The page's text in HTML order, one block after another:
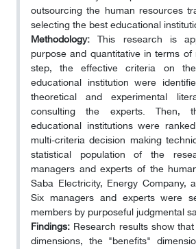
outsourcing the human resources
selecting the best educational
Methodology: This research is
purpose and quantitative in terms
step, the effective criteria on
educational institution were
theoretical and experimental
consulting the experts. Then,
educational institutions were
multi-criteria decision making
statistical population of the
managers and experts of the
Saba Electricity, Energy Company,
Six managers and experts were
members by purposeful judgmental
Findings: Research results show
dimensions, the "benefits"